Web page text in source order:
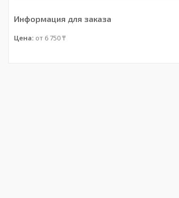
Информация для заказа
Цена: от 6 750 ₸